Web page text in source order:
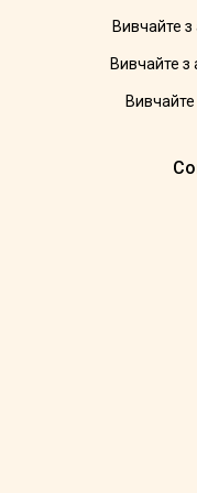
Вивчайте з
Вивчайте з
Вивчайте